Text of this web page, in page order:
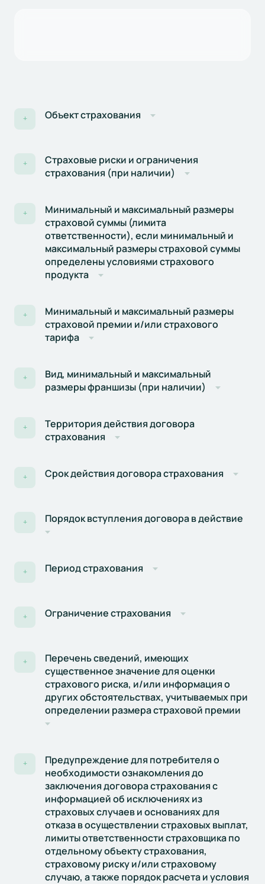
+ Объект страхования
+
Страховые риски и ограничения
страхования (при наличии)
+
Минимальный и максимальный размеры
страховой суммы (лимита
ответственности), если минимальный и
максимальный размеры страховой суммы
определены условиями страхового
продукта
+
Минимальный и максимальный размеры
страховой премии и/или страхового
тарифа
+
Вид, минимальный и максимальный
размеры франшизы (при наличии)
+
Территория действия договора
страхования
+ Срок действия договора страхования
+ Порядок вступления договора в действие
+ Период страхования
+ Ограничение страхования
+
Перечень сведений, имеющих
существенное значение для оценки
страхового риска, и/или информация о
других обстоятельствах, учитываемых при
определении размера страховой премии
+
Предупреждение для потребителя о
необходимости ознакомления до
заключения договора страхования с
информацией об исключениях из
страховых случаев и основаниях для
отказа в осуществлении страховых выплат,
лимиты ответственности страховщика по
отдельному объекту страхования,
страховому риску и/или страховому
случаю, а также порядок расчета и условия